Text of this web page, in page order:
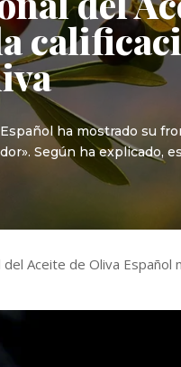
ha mostrado su
Según ha explicado,
Aceite de Oliva Español